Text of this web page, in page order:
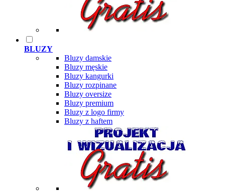
BLUZY
Bluzy damskie
Bluzy męskie
Bluzy kangurki
Bluzy rozpinane
Bluzy oversize
Bluzy premium
Bluzy z logo firmy
Bluzy z haftem